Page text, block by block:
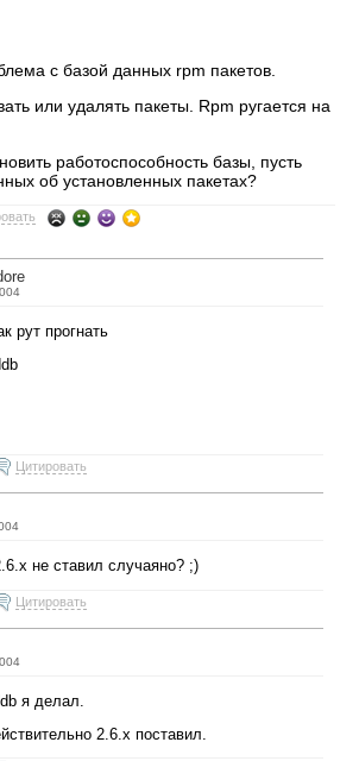
с базой данных rpm пакетов.
или удалять пакеты. Rpm ругается на
работоспособность базы, пусть
об установленных пакетах?
рут прогнать
Цитировать
не ставил случаяно? ;)
Цитировать
я делал.
2.6.x поставил.